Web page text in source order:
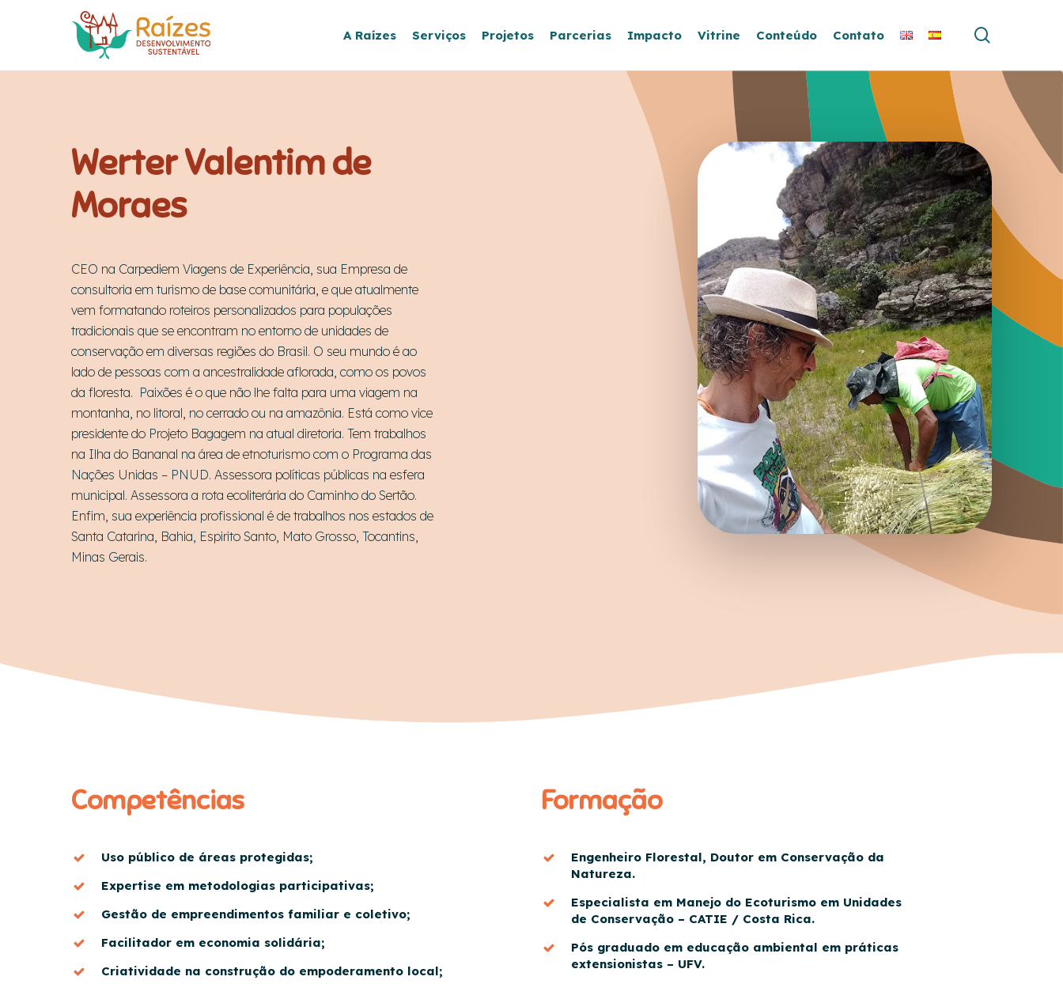
content
Hit enter to search or ESC to close
A Raízes Serviços Projetos Parcerias Impacto Vitrine Conteúdo Contato
Werter Valentim de
Moraes
CEO na Carpediem Viagens de Experiência, sua Empresa de
consultoria em turismo de base comunitária, e que atualmente
vem formatando roteiros personalizados para populações
tradicionais que se encontram no entorno de unidades de
conservação em diversas regiões do Brasil. O seu mundo é ao
lado de pessoas com a ancestralidade aflorada, como os povos
da floresta. Paixões é o que não lhe falta para uma viagem na
montanha, no litoral, no cerrado ou na amazônia. Está como vice
presidente do Projeto Bagagem na atual diretoria. Tem trabalhos
na Ilha do Bananal na área de etnoturismo com o Programa das
Nações Unidas – PNUD. Assessora políticas públicas na esfera
municipal. Assessora a rota ecoliterária do Caminho do Sertão.
Enfim, sua experiência profissional é de trabalhos nos estados de
Santa Catarina, Bahia, Espirito Santo, Mato Grosso, Tocantins,
Minas Gerais.
Competências
Uso público de áreas protegidas;
Expertise em metodologias participativas;
Gestão de empreendimentos familiar e coletivo;
Facilitador em economia solidária;
Criatividade na construção do empoderamento local;
Formação
Engenheiro Florestal, Doutor em Conservação da
Natureza.
Especialista em Manejo do Ecoturismo em Unidades
de Conservação – CATIE / Costa Rica.
Pós graduado em educação ambiental em práticas
extensionistas – UFV.